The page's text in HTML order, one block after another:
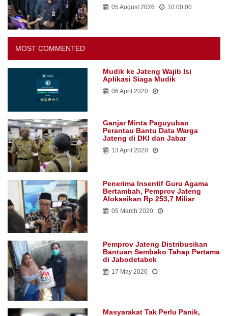
05 August 2026 10:00:00
MOST COMMENTED
Mudik ke Jateng Wajib Isi
Aplikasi Siaga Mudik
06 April 2020
Ganjar Minta Paguyuban
Perantau Bantu Data Warga
Jateng di DKI dan Jabar
13 April 2020
Penerima Insentif Guru Agama
Bertambah, Pemprov Jateng
Alokasikan Rp 253,7 Miliar
05 March 2020
Pemprov Jateng Distribusikan
Bantuan Sembako Tahap Pertama
di Jabodetabek
17 May 2020
Masyarakat Tak Perlu Panik,